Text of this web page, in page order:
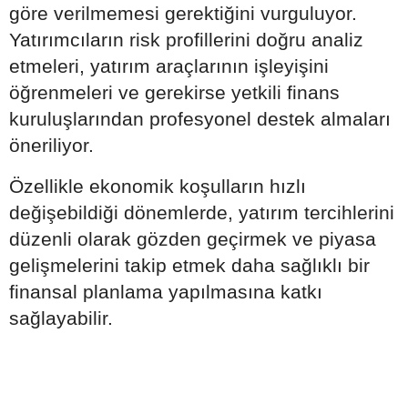
göre verilmemesi gerektiğini vurguluyor.
Yatırımcıların risk profillerini doğru analiz
etmeleri, yatırım araçlarının işleyişini
öğrenmeleri ve gerekirse yetkili finans
kuruluşlarından profesyonel destek almaları
öneriliyor.
Özellikle ekonomik koşulların hızlı
değişebildiği dönemlerde, yatırım tercihlerini
düzenli olarak gözden geçirmek ve piyasa
gelişmelerini takip etmek daha sağlıklı bir
finansal planlama yapılmasına katkı
sağlayabilir.